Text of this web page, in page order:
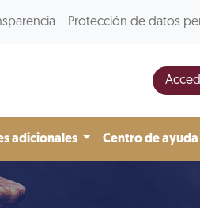
Protección de datos
adicionales Centro de ayuda